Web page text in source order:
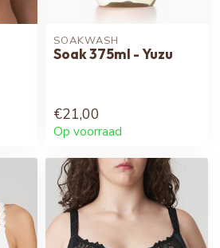
SOAKWASH
Soak 375ml - Yuzu
€21,00
Op voorraad